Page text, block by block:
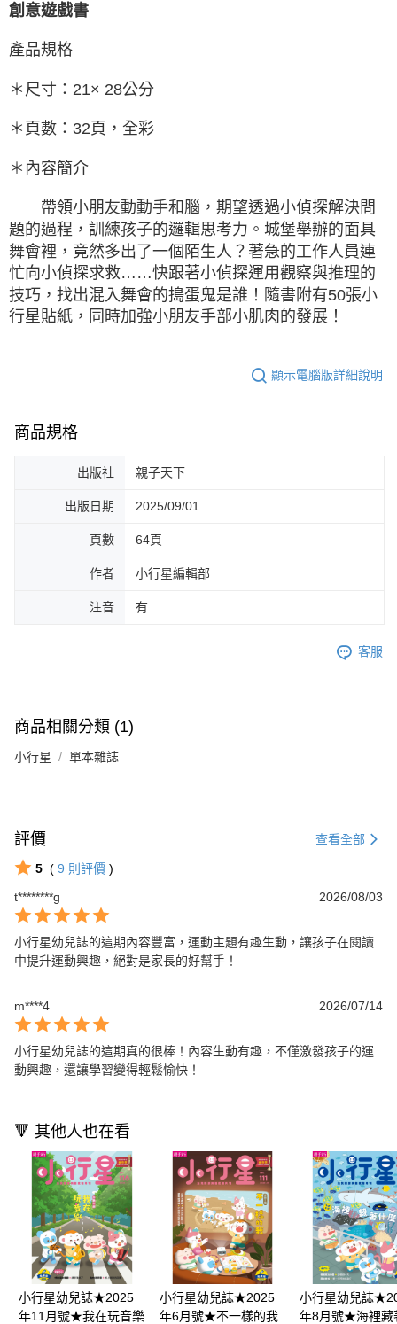
創意遊戲書
產品規格
＊尺寸：21× 28公分
＊頁數：32頁，全彩
＊內容簡介
帶領小朋友動動手和腦，期望透過小偵探解決問
題的過程，訓練孩子的邏輯思考力。城堡舉辦的面具
舞會裡，竟然多出了一個陌生人？著急的工作人員連
忙向小偵探求救……快跟著小偵探運用觀察與推理的
技巧，找出混入舞會的搗蛋鬼是誰！隨書附有50張小
行星貼紙，同時加強小朋友手部小肌肉的發展！
顯示電腦版詳細說明
商品規格
出版社 親子天下
出版日期 2025/09/01
頁數 64頁
作者 小行星編輯部
注音 有
客服
商品相關分類 (1)
小行星 單本雜誌
評價 查看全部
5 ( 9 則評價 )
t********g
2026/08/03
小行星幼兒誌的這期內容豐富，運動主題有趣生動，讓孩子在閱讀
中提升運動興趣，絕對是家長的好幫手！
m****4 2026/07/14
小行星幼兒誌的這期真的很棒！內容生動有趣，不僅激發孩子的運
動興趣，還讓學習變得輕鬆愉快！
🔻 其他人也在看
小行星幼兒誌★2025
年11月號★我在玩音樂
小行星幼兒誌★2025
年6月號★不一樣的我
小行星幼兒誌
年8月號★海裡藏